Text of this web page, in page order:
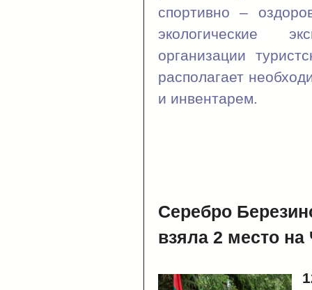
спортивно –
экологические
организации
располагает
и инвентарем.
Серебро
взяла 2 место